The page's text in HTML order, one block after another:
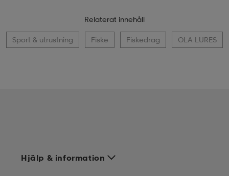
Relaterat innehåll
Sport & utrustning Fiske Fiskedrag OLA LURES
Hjälp & information